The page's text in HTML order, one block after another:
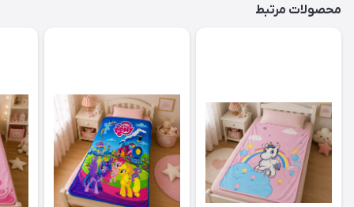
محصولات مرتبط